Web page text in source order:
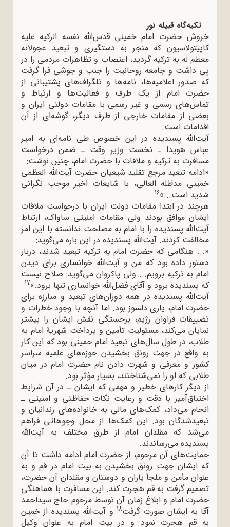
تکیه‌گاه قبیله نور
خروش حضرت امام خمینی قدس‌اللّه‌ نفسه الزکیه علیه
کاپیتولاسیون که منجر به دستگیری و تبعید عجولانه
معظم له به ترکیه گردید، اعتصاب و تظاهرات مردمی را در
پی داشت و جامعه روحانیت را جنب و جوشی فرا گرفت
که صدور اعلامیه‌ها، نامه‌ها و تلگراف‌های پشتیبانی از
حضرت امام از یک طرف و فعالیت‌ها و ارتباط و
تماس‌های رسمی و غیر رسمی با مقامات دولتی ایران و
بعضی از مقامات خارجی از طرف دیگر، گوشه‌ای از آن
اقدامات است.
آیت‌الله پسندیده در این خصوص طی نامه‌ای به امیر
عباس هویدا ـ نخست وزیر وقت ـ ضمن درخواست
مسافرت به ترکیه و ملاقات با حضرت امام، چنین نوشت:
«ادامه تبعید مرجع تقلید شیعیان حضرت آیت‌الله العظمی
خمینی مدظله العالی، با شایعات اخیر موجب نگرانی
شدید است...»16
هرچند در ابتدا مقامات دولت ایران با درخواست ملاقات
ایشان موافق بودند ولی مقامات امنیتی ساواک، ارتباط
آیت‌الله پسندیده را با امام به مصلحت ندانسته با این امر
مخالفت کردند. آیت‌الله پسندیده در این باره می‌گوید:
«... هنگامی که حضرت امام به ترکیه تبعید شدند، دربار
دستور داده بود که من و آیت‌الله خوانساری برای دیدن
امام به ترکیه برویم... ولی پاکروان می‌گوید: صلاح نیست
که پسندیده برود و آقای فضل‌الله خوانساری تنها برود.»17
آیت‌الله پسندیده در همه دوران‌های تبعید و مبارزه برای
حضرت امام، یاری دلسوز بود. اما آنچه با وجود خطرات و
تضییقات فراوان رژیم، برجستگی نقش ایشان را بیشتر
نمایان می‌کند، مسئولیت تأمین و پرداخت شهریۀ امام به
طلاب، در طول سال‌های تبعید امام خمینی بود که این کار
به واقع در جهت رونق بخشیدن حوزه‌های علمیه سراسر
کشور و معرفی و شهرت دادن نام حضرت امام در میان
طلابی که او را نمی‌شناختند، بسیار مؤثر بود.
از دیگر کارهای خطیر و مهمی که ایشان ـ در آن شرایط
اختناق‌آمیز با دقت و رعایت نکات حفاظتی و امنیتی ـ
انجام می‌داد، کمک‌های مالی به خانواده‌های زندانیان و
تبعیدشدگان بود. این کمک‌ها از محل وجوهاتی فراهم
می‌شد که مقلدان امام از طرق مختلف به آیت‌الله
پسندیده می‌رساندند.
حمایت‌های آن مرحوم، از حضرت امام ادامه داشت تا آن
که ایشان جهت رونق بخشیدن به بیت امام در قم و به
عنوان مأمن و ملجأ یاران و دوستان و مقلدان آن حضرت،
تصمیم گرفت به قم هجرت کند. این مسافرت با هماهنگی
حضرت امام و ابلاغ زمان آن توسط مرحوم حاج سیداحمد
آقا به ایشان صورت گرفت18و آیت‌الله پسندیده از خمین
به قم هجرت نمود و در بیت امام به عنوان وکیل